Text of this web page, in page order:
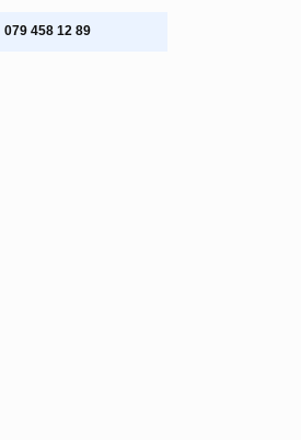
079 458 12 89